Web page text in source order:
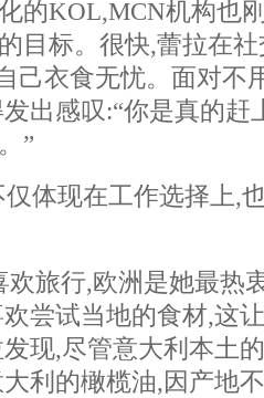
的KOL,MCN机构也
目标。很快,蕾拉在
己衣食无忧。面对不
出感叹:“你是真的赶
”
仅体现在工作选择上,
欢旅行,欧洲是她最热
尝试当地的食材,这
现,尽管意大利本土
利的橄榄油,因产地